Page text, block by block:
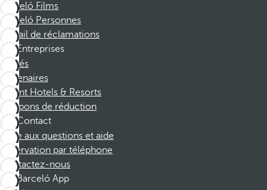
Barceló Films
Barceló Personnes
Portail de réclamations
Entreprises
Affiliés
Partenaires
Dorint Hotels & Resorts
Coupons de réduction
Contact
Foire aux questions et aide
Réservation par téléphone
Contactez-nous
Barceló App